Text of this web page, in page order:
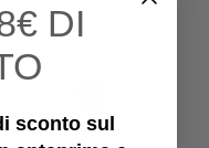
DI
sconto sul